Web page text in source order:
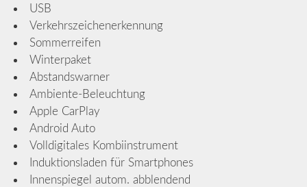
USB
Verkehrszeichenerkennung
Sommerreifen
Winterpaket
Abstandswarner
Ambiente-Beleuchtung
Apple CarPlay
Android Auto
Volldigitales Kombiinstrument
Induktionsladen für Smartphones
Innenspiegel autom. abblendend